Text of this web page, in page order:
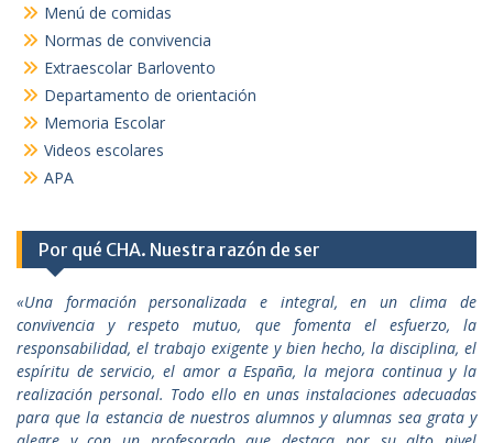
Menú de comidas
Normas de convivencia
Extraescolar Barlovento
Departamento de orientación
Memoria Escolar
Videos escolares
APA
Por qué CHA. Nuestra razón de ser
«Una formación personalizada e integral, en un clima de
convivencia y respeto mutuo, que fomenta el esfuerzo, la
responsabilidad, el trabajo exigente y bien hecho, la disciplina, el
espíritu de servicio, el amor a España, la mejora continua y la
realización personal. Todo ello en unas instalaciones adecuadas
para que la estancia de nuestros alumnos y alumnas sea grata y